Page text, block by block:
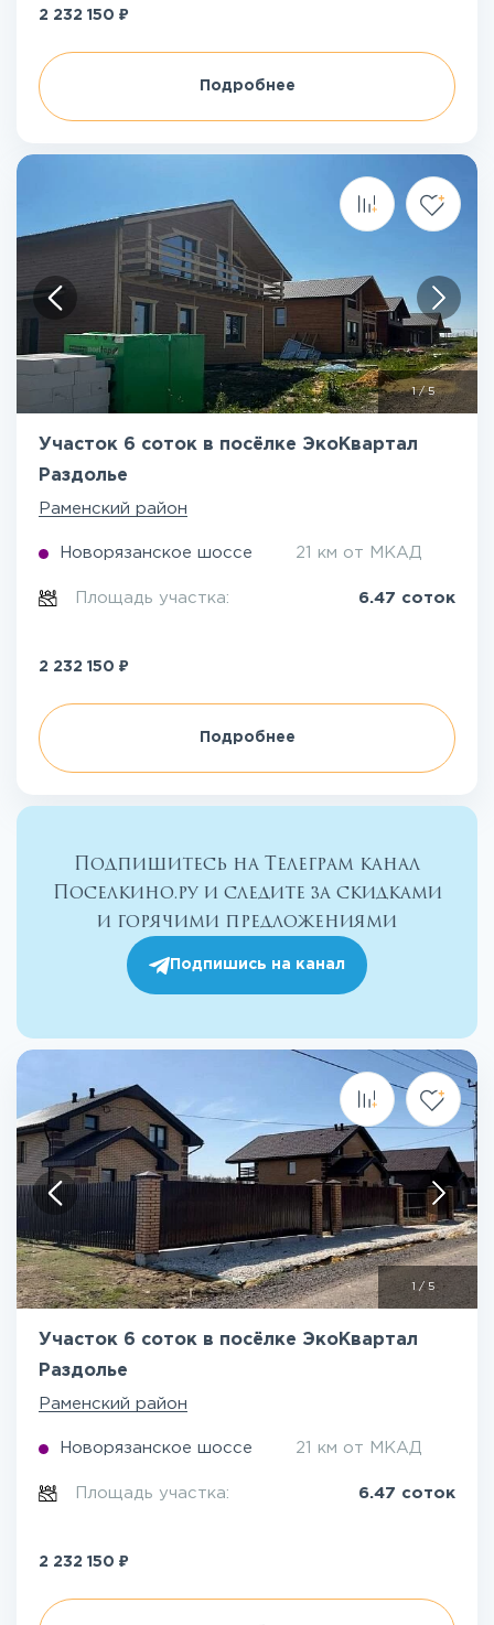
2 232 150 ₽
Подробнее
1/5
Участок 6 соток в посёлке ЭкоКвартал
Раздолье
Раменский район
Новорязанское шоссе 21 км от МКАД
Площадь участка: 6.47 соток
2 232 150 ₽
Подробнее
Подпишитесь на Телеграм канал
Поселкино.ру и следите за скидками
и горячими предложениями
Подпишись на канал
/ 5
Участок 6 соток в посёлке ЭкоКвартал
Раздолье
Раменский район
Новорязанское шоссе 21 км от МКАД
Площадь участка: 6.47 соток
2 232 150 ₽